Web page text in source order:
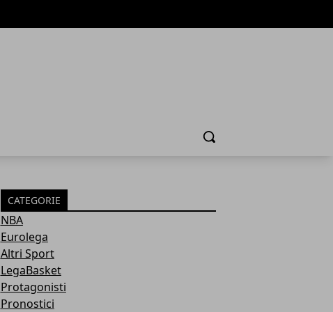
Cerca
CATEGORIE
NBA
Eurolega
Altri Sport
LegaBasket
Protagonisti
Pronostici